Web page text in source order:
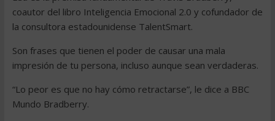
coautor del libro Inteligencia Emocional 2.0 y cofundador de
la consultora estadounidense TalentSmart.
Son frases que tienen el poder de causar una mala
impresión de tu persona, incluso aunque sean verdaderas.
“Lo peor es que no hay cómo retractarse”, le dice a BBC
Mundo Bradberry.